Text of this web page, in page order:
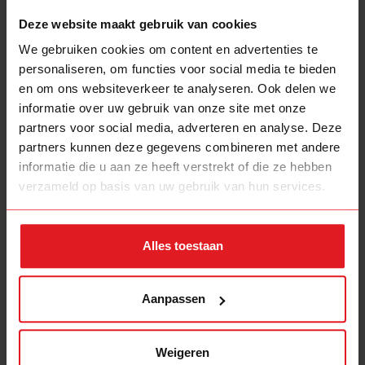
Deze website maakt gebruik van cookies
We gebruiken cookies om content en advertenties te
personaliseren, om functies voor social media te bieden
en om ons websiteverkeer te analyseren. Ook delen we
informatie over uw gebruik van onze site met onze
partners voor social media, adverteren en analyse. Deze
partners kunnen deze gegevens combineren met andere
informatie die u aan ze heeft verstrekt of die ze hebben
verzameld op basis van uw gebruik van hun services.
Alles toestaan
Aanpassen
Weigeren
Roe v. Wade: de VS schaft
abortusrecht af